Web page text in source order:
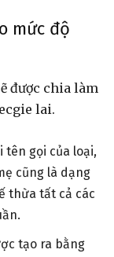
mức độ
được chia làm
lai.
tên gọi của loại,
cũng là dạng
thừa tất cả các
tạo ra bằng